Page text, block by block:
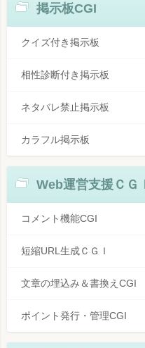
掲示板CGI
クイズ付き掲示板
相性診断付き掲示板
ネタバレ禁止掲示板
カラフル掲示板
Web運営支援ＣＧＩ
コメント機能CGI
短縮URL生成ＣＧＩ
文章の埋込み＆書換えCGI
ポイント発行・管理CGI